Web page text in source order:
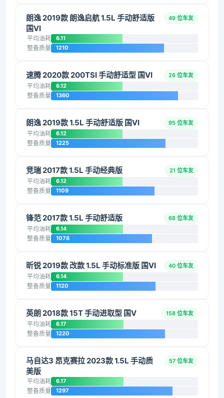
朗逸 2019款 朗逸启航 1.5L 手动舒适版
国VI
49 位车友
平均油耗 6.11
整备质量 1210
速腾 2020款 200TSI 手动舒适型 国VI 26 位车友
平均油耗 6.12
整备质量 1360
朗逸 2019款 1.5L 手动舒适版 国VI 95 位车友
平均油耗 6.12
整备质量 1225
竞瑞 2017款 1.5L 手动经典版 21 位车友
平均油耗 6.12
整备质量 1109
锋范 2017款 1.5L 手动舒适版 68 位车友
平均油耗 6.14
整备质量 1078
昕锐 2019款 改款 1.5L 手动标准版 国VI 40 位车友
平均油耗 6.14
整备质量 1120
英朗 2018款 15T 手动进取型 国V 158 位车友
平均油耗 6.17
整备质量 1220
马自达3 昂克赛拉 2023款 1.5L 手动质
美版
57 位车友
平均油耗 6.17
整备质量 1297